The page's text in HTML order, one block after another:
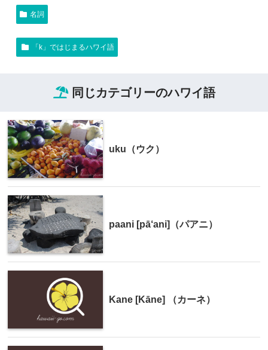
名詞
「k」ではじまるハワイ語
同じカテゴリーのハワイ語
uku（ウク）
paani [pā‘ani]（パアニ）
Kane [Kāne] （カーネ）